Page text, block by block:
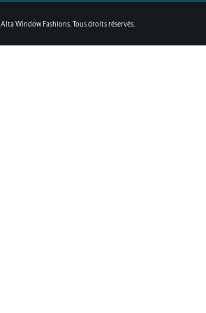
Alta Window Fashions. Tous droits réservés.